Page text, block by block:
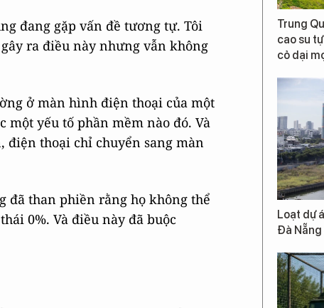
đang gặp vấn đề tương tự. Tôi
ra điều này nhưng vẫn không
ở màn hình điện thoại của một
một yếu tố phần mềm nào đó. Và
thoại chỉ chuyển sang màn
đã than phiền rằng họ không thể
0%. Và điều này đã buộc
Trung
cao su
cỏ dại
Loạt dự
Đà Nẵng